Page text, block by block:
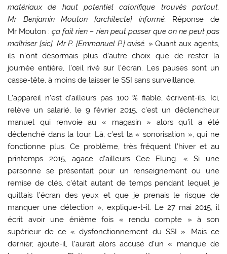
matériaux de haut potentiel calorifique trouvés partout.
Mr Benjamin Mouton [architecte] informé. Réponse de
Mr Mouton :ça fait rien – rien peut passer que on ne peut pas
maîtriser [sic]. Mr P. [Emmanuel P.] avisé. » Quant aux agents,
ils n’ont désormais plus d’autre choix que de rester la
journée entière, l’œil rivé sur l’écran. Les pauses sont un
casse-tête, à moins de laisser le SSI sans surveillance.
L’appareil n’est d’ailleurs pas 100 % fiable, écrivent-ils. Ici,
relève un salarié, le 9 février 2015, c’est un déclencheur
manuel qui renvoie au « magasin » alors qu’il a été
déclenché dans la tour. Là, c’est la « sonorisation », qui ne
fonctionne plus. Ce problème, très fréquent l’hiver et au
printemps 2015, agace d’ailleurs Cee Elung. « Si une
personne se présentait pour un renseignement ou une
remise de clés, c’était autant de temps pendant lequel je
quittais l’écran des yeux et que je prenais le risque de
manquer une détection », explique-t-il. Le 27 mai 2015, il
écrit avoir une énième fois « rendu compte » à son
supérieur de ce « dysfonctionnement du SSI ». Mais ce
dernier, ajoute-il, l’aurait alors accusé d’un « manque de